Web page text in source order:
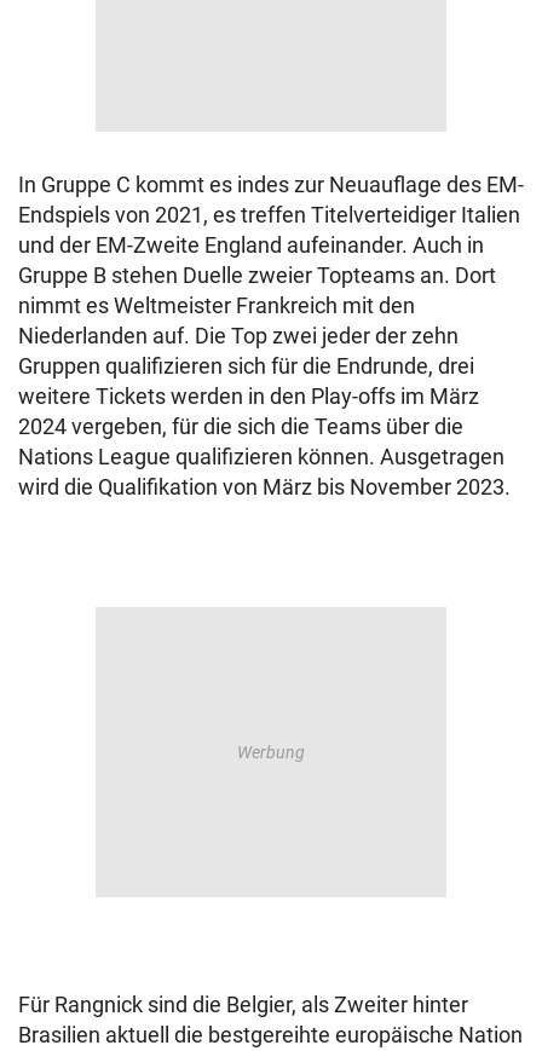
In Gruppe C kommt es indes zur Neuauflage des EM-
Endspiels von 2021, es treffen Titelverteidiger Italien
und der EM-Zweite England aufeinander. Auch in
Gruppe B stehen Duelle zweier Topteams an. Dort
nimmt es Weltmeister Frankreich mit den
Niederlanden auf. Die Top zwei jeder der zehn
Gruppen qualifizieren sich für die Endrunde, drei
weitere Tickets werden in den Play-offs im März
2024 vergeben, für die sich die Teams über die
Nations League qualifizieren können. Ausgetragen
wird die Qualifikation von März bis November 2023.
Für Rangnick sind die Belgier, als Zweiter hinter
Brasilien aktuell die bestgereihte europäische Nation